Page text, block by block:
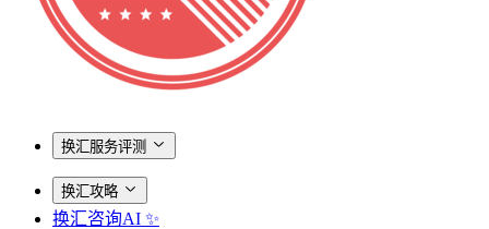
换汇服务评测
换汇攻略
换汇咨询AI ✨